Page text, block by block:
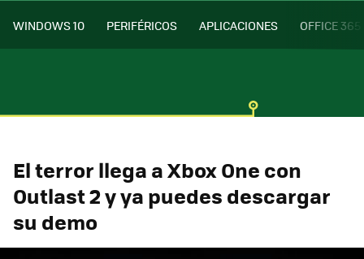
WINDOWS 10 PERIFÉRICOS APLICACIONES OFFICE 365
El terror llega a Xbox One con
Outlast 2 y ya puedes descargar
su demo